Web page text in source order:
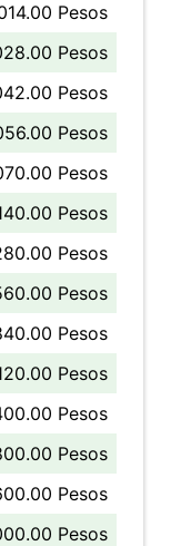
Pesos
Pesos
Pesos
Pesos
Pesos
Pesos
Pesos
Pesos
Pesos
Pesos
Pesos
Pesos
Pesos
Pesos